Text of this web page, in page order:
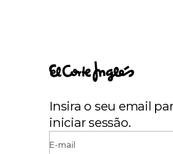
Insira o seu email
iniciar sessão.
E-mail